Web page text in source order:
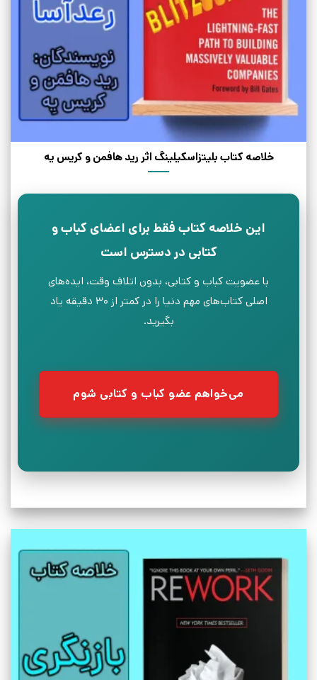
خلاصه کتاب بلیتزاسکیلینگ اثر رید هافمن و کریس یه
این خلاصه کتاب فقط برای اعضای کباب و
کتابی در دسترس است
با عضویت کباب و کتابی، بدون اتلاف وقت، ایده‌های
اصلی کتاب‌های مهم دنیا را در کمتر از ۳۰ دقیقه یاد
بگیرید.
می‌خواهم عضو کباب و کتابی شوم